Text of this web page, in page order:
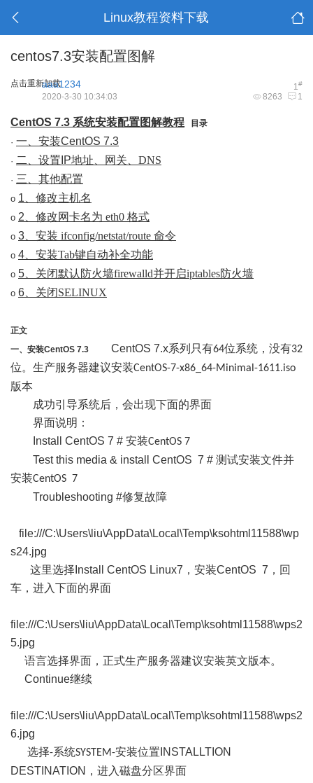
Linux教程资料下载
centos7.3安装配置图解
点击重新加载 1#
aaa1234
8263 1
2020-3-30 10:34:03
CentOS 7.3 系统安装配置图解教程 目录
· 一、安装CentOS 7.3
· 二、设置 IP地址、网关、 DNS
· 三、其他配置
o 1 、修改主机名
o 2 、修改网卡名为 eth0 格式
o 3 、安装 ifconfig/netstat/route 命令
o 4 、安装Tab键自动补全功能
o 5 、关闭默认防火墙firewalld并开启iptables防火墙
o 6 、关闭SELINUX
正文
一、安装CentOS 7.3 CentOS 7.x系列只有64位系统，没有32
位。生产服务器建议安装CentOS-7-x86_64-Minimal-1611.iso
版本
成功引导系统后，会出现下面的界面
界面说明：
Install CentOS 7 # 安装CentOS 7
Test this media & install CentOS 7 # 测试安装文件并
安装CentOS 7
Troubleshooting #修复故障
file:///C:\Users\liu\AppData\Local\Temp\ksohtml11588\wp
s24.jpg
这里选择 Install CentOS Linux7 ，安装CentOS 7 ，回
车，进入下面的界面
file:///C:\Users\liu\AppData\Local\Temp\ksohtml11588\wps2
5.jpg
语言选择界面，正式生产服务器建议安装英文版本。
Continue继续
file:///C:\Users\liu\AppData\Local\Temp\ksohtml11588\wps2
6.jpg
选择-系统SYSTEM-安装位置 INSTALLTION
DESTINATION ，进入磁盘分区界面